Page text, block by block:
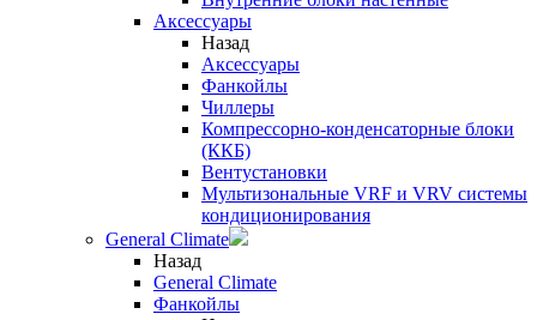
Аксессуары
Назад
Аксессуары
Фанкойлы
Чиллеры
Компрессорно-конденсаторные блоки
(ККБ)
Вентустановки
Мультизональные VRF и VRV системы
кондиционирования
General Climate
Назад
General Climate
Фанкойлы